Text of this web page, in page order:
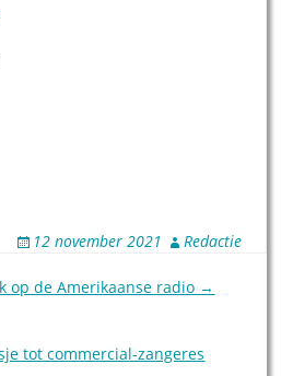
12 november 2021 Redactie
op de Amerikaanse radio →
tot commercial-zangeres